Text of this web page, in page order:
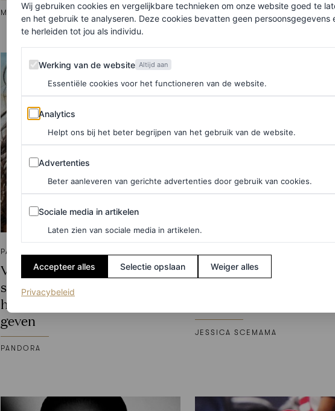
MARJOLEIN VAN DEN BRAND
PARTNERSHIP
Vloeiend en sculpturaal:
sieraden die jouw summer
holiday look die breezy vibe
geven
PANDORA
CELEBRITY
Een offside fashion
JESSICA SCEMAMA
Wij gebruiken cookies en vergelijkbare technieken om onze website goed te
en het gebruik te analyseren. Deze cookies bevatten geen persoonsgegevens
te herleiden tot jou als individu.
Werking van de website
Werking van de website Altijd aan
Essentiële cookies voor het functioneren van de website.
Analytics
Analytics
Helpt ons bij het beter begrijpen van het gebruik van de website.
Advertenties
Advertenties
Beter aanleveren van gerichte advertenties door gebruik van cookies.
Sociale media in artikelen
Sociale media in artikelen
Laten zien van sociale media in artikelen.
Accepteer alles Selectie opslaan Weiger alles
Privacybeleid